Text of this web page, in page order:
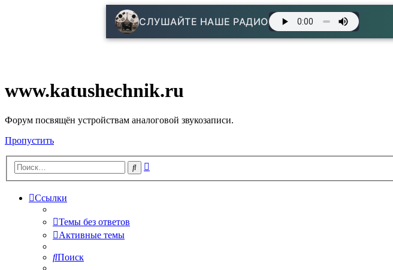
СЛУШАЙТЕ НАШЕ РАДИО
www.katushechnik.ru
Форум посвящён устройствам аналоговой звукозаписи.
Пропустить
Поиск
Ссылки
Темы без ответов
Активные темы
Поиск